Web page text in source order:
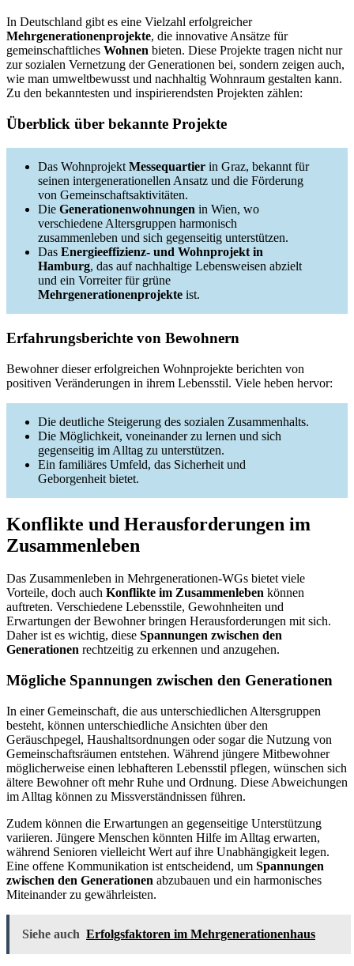
In Deutschland gibt es eine Vielzahl erfolgreicher
Mehrgenerationenprojekte, die innovative Ansätze für
gemeinschaftliches Wohnen bieten. Diese Projekte tragen nicht nur
zur sozialen Vernetzung der Generationen bei, sondern zeigen auch,
wie man umweltbewusst und nachhaltig Wohnraum gestalten kann.
Zu den bekanntesten und inspirierendsten Projekten zählen:
Überblick über bekannte Projekte
Das Wohnprojekt Messequartier in Graz, bekannt für
seinen intergenerationellen Ansatz und die Förderung
von Gemeinschaftsaktivitäten.
Die Generationenwohnungen in Wien, wo
verschiedene Altersgruppen harmonisch
zusammenleben und sich gegenseitig unterstützen.
Das Energieeffizienz- und Wohnprojekt in
Hamburg, das auf nachhaltige Lebensweisen abzielt
und ein Vorreiter für grüne
Mehrgenerationenprojekte ist.
Erfahrungsberichte von Bewohnern
Bewohner dieser erfolgreichen Wohnprojekte berichten von
positiven Veränderungen in ihrem Lebensstil. Viele heben hervor:
Die deutliche Steigerung des sozialen Zusammenhalts.
Die Möglichkeit, voneinander zu lernen und sich
gegenseitig im Alltag zu unterstützen.
Ein familiäres Umfeld, das Sicherheit und
Geborgenheit bietet.
Konflikte und Herausforderungen im
Zusammenleben
Das Zusammenleben in Mehrgenerationen-WGs bietet viele
Vorteile, doch auch Konflikte im Zusammenleben können
auftreten. Verschiedene Lebensstile, Gewohnheiten und
Erwartungen der Bewohner bringen Herausforderungen mit sich.
Daher ist es wichtig, diese Spannungen zwischen den
Generationen rechtzeitig zu erkennen und anzugehen.
Mögliche Spannungen zwischen den Generationen
In einer Gemeinschaft, die aus unterschiedlichen Altersgruppen
besteht, können unterschiedliche Ansichten über den
Geräuschpegel, Haushaltsordnungen oder sogar die Nutzung von
Gemeinschaftsräumen entstehen. Während jüngere Mitbewohner
möglicherweise einen lebhafteren Lebensstil pflegen, wünschen sich
ältere Bewohner oft mehr Ruhe und Ordnung. Diese Abweichungen
im Alltag können zu Missverständnissen führen.
Zudem können die Erwartungen an gegenseitige Unterstützung
variieren. Jüngere Menschen könnten Hilfe im Alltag erwarten,
während Senioren vielleicht Wert auf ihre Unabhängigkeit legen.
Eine offene Kommunikation ist entscheidend, um Spannungen
zwischen den Generationen abzubauen und ein harmonisches
Miteinander zu gewährleisten.
Siehe auch Erfolgsfaktoren im Mehrgenerationenhaus